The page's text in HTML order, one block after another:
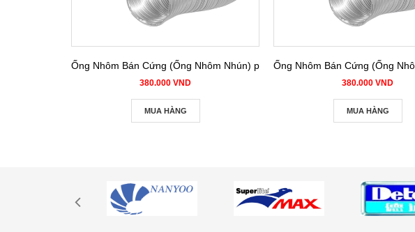
Ống Nhôm Bán Cứng (Ống Nhôm Nhún) phi 100
380.000 VND
MUA HÀNG
Ống Nhôm Bán Cứng (Ống
380.000 VND
MUA HÀNG